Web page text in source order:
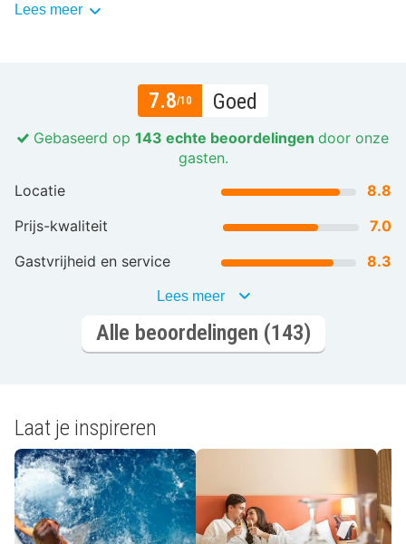
Lees meer
7.8/10 Goed
Gebaseerd op 143 echte beoordelingen door onze
gasten.
Locatie
8.8
Prijs-kwaliteit
7.0
Gastvrijheid en service
8.3
Lees meer
Alle beoordelingen (143)
Laat je inspireren